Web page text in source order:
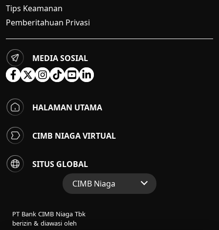
Tips Keamanan
Pemberitahuan Privasi
MEDIA SOSIAL
HALAMAN UTAMA
CIMB NIAGA VIRTUAL
SITUS GLOBAL
CIMB Niaga
Perbankan Konsumen
PT Bank CIMB Niaga Tbk
berizin & diawasi oleh